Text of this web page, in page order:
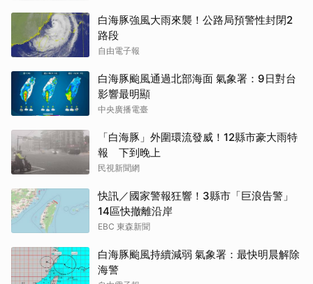
白海豚強風大雨來襲！公路局預警性封閉2
路段
自由電子報
白海豚颱風通過北部海面 氣象署：9日對台
影響最明顯
中央廣播電臺
「白海豚」外圍環流發威！12縣市豪大雨特
報 下到晚上
民視新聞網
快訊／國家警報狂響！3縣市「巨浪告警」
14區快撤離沿岸
EBC 東森新聞
白海豚颱風持續減弱 氣象署：最快明晨解除
海警